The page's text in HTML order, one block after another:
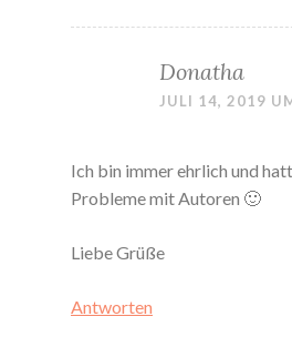
Donatha
JULI 14, 2019
Ich bin immer ehrlich und
Probleme mit Autoren 🙂
Liebe Grüße
Antworten